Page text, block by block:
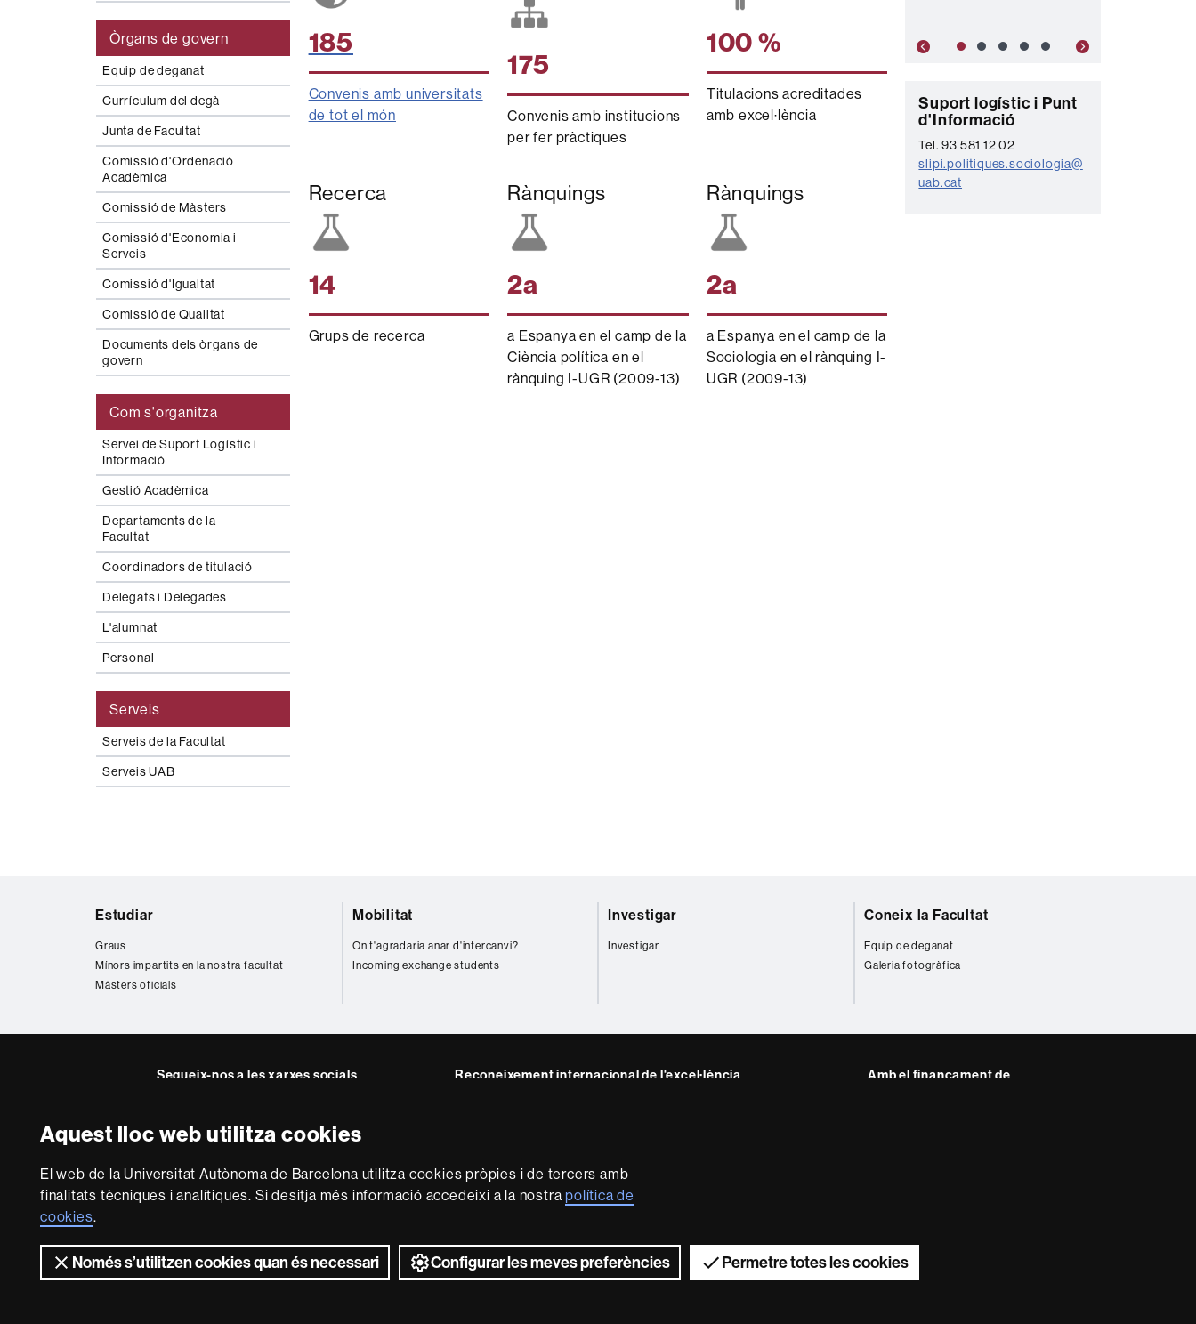
Aquest lloc web utilitza cookies
El web de la Universitat Autònoma de Barcelona utilitza cookies pròpies i de tercers amb
finalitats tècniques i analítiques. Si desitja més informació accedeixi a la nostrapolítica de
cookies.
Només s’utilitzen cookies quan és necessari Configurar les meves preferències Permetre totes les cookies
Òrgans de govern
Equip de deganat
Currículum del degà
Junta de Facultat
Comissió d'Ordenació
Acadèmica
Comissió de Màsters
Comissió d'Economia i
Serveis
Comissió d'Igualtat
Comissió de Qualitat
Documents dels òrgans de
govern
Com s'organitza
Servei de Suport Logístic i
Informació
Gestió Acadèmica
Departaments de la
Facultat
Coordinadors de titulació
Delegats i Delegades
L'alumnat
Personal
Serveis
Serveis de la Facultat
Serveis UAB
185
Convenis amb universitats
de tot el món
175
Convenis amb institucions
per fer pràctiques
100 %
Titulacions acreditades
amb excel·lència
Recerca
14
Grups de recerca
Rànquings
2a
a Espanya en el camp de la
Ciència política en el
rànquing I-UGR (2009-13)
Rànquings
2a
a Espanya en el camp de la
Sociologia en el rànquing I-
UGR (2009-13)
Previous Next
C
o
n
t
Suport logístic i Punt
d'Informació
Tel. 93 581 12 02
slipi.politiques.sociologia@
uab.cat
Estudiar
Graus
Mínors impartits en la nostra facultat
Màsters oficials
Mobilitat
On t'agradaria anar d'intercanvi?
Incoming exchange students
Investigar
Investigar
Coneix la Facultat
Equip de deganat
Galeria fotogràfica
Segueix-nos a les xarxes socials Reconeixement internacional de l'excel·lència Amb el finançament de
Sobre
aquest
web
2026 Universitat Autònoma de Barcelona